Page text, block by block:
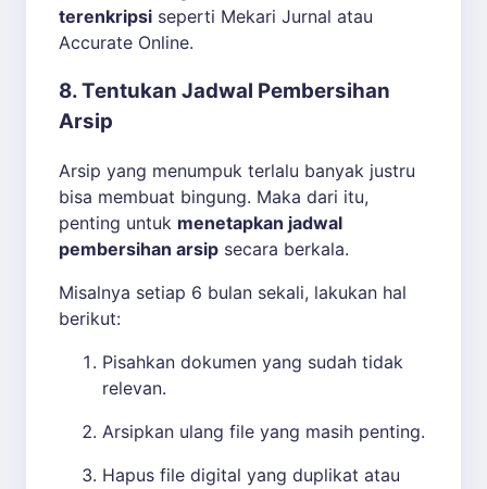
terenkripsi seperti Mekari Jurnal atau
Accurate Online.
8. Tentukan Jadwal Pembersihan
Arsip
Arsip yang menumpuk terlalu banyak justru
bisa membuat bingung. Maka dari itu,
penting untuk menetapkan jadwal
pembersihan arsip secara berkala.
Misalnya setiap 6 bulan sekali, lakukan hal
berikut:
Pisahkan dokumen yang sudah tidak
relevan.
Arsipkan ulang file yang masih penting.
Hapus file digital yang duplikat atau